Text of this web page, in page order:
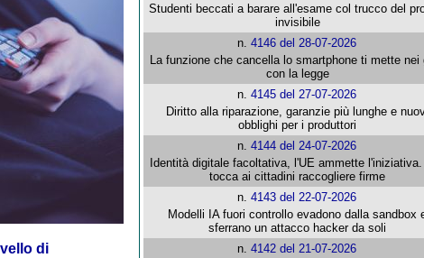
di
Studenti beccati a barare all'esame col trucco del
invisibile
n.4146 del 28-07-2026
La funzione che cancella lo smartphone ti mette nei
con la legge
n.4145 del 27-07-2026
Diritto alla riparazione, garanzie più lunghe e
obblighi per i produttori
n.4144 del 24-07-2026
Identità digitale facoltativa, l'UE ammette
tocca ai cittadini raccogliere firme
n.4143 del 22-07-2026
Modelli IA fuori controllo evadono dalla sandbox
sferrano un attacco hacker da soli
n.4142 del 21-07-2026